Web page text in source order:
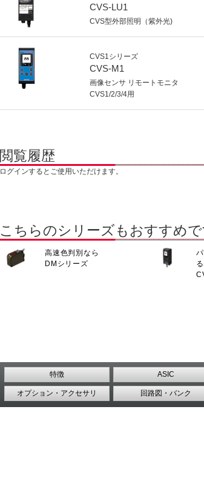
CVS-LU1
CVS型外部照明（紫外光)
CVS1シリーズ
CVS-M1
画像センサ リモートモニタ
CVS1/2/3/4用
閲覧履歴
ログインするとご使用いただけます。
こちらのシリーズもおすすめ
高速色判別なら
DMシリーズ
特徴 ASIC
オプション・アクセサリ 回路図・バンク